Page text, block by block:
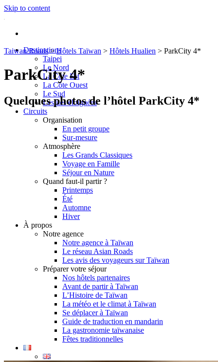
Skip to content
Destinations
Taipei
Le Nord
La Côte Est
La Côte Ouest
Le Sud
Les îles éloignées
Circuits
Organisation
En petit groupe
Sur-mesure
Atmosphère
Les Grands Classiques
Voyage en Famille
Séjour en Nature
Quand faut-il partir ?
Printemps
Été
Automne
Hiver
À propos
Notre agence
Notre agence à Taïwan
Le réseau Asian Roads
Les avis des voyageurs sur Taïwan
Préparer votre séjour
Nos hôtels partenaires
Avant de partir à Taïwan
L’Histoire de Taïwan
La météo et le climat à Taïwan
Se déplacer à Taïwan
Guide de traduction en mandarin
La gastronomie taïwanaise
Fêtes traditionnelles
Taiwan Roads > Hôtels Taïwan > Hôtels Hualien > ParkCity 4*
ParkCity 4*
Quelques photos de l’hôtel ParkCity 4*